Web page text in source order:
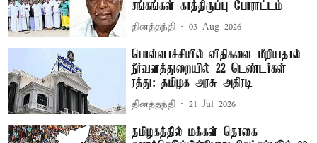
சங்கங்கள் காத்திருப்பு போராட்டம்
தினத்தந்தி 03 Aug 2026
பொள்ளாச்சியில் விதிகளை மீறியதால்
நீர்வளத்துறையில் 22 டெண்டர்கள்
ரத்து: தமிழக அரசு அதிரடி
தினத்தந்தி 21 Jul 2026
தமிழகத்தில் மக்கள் தொகை